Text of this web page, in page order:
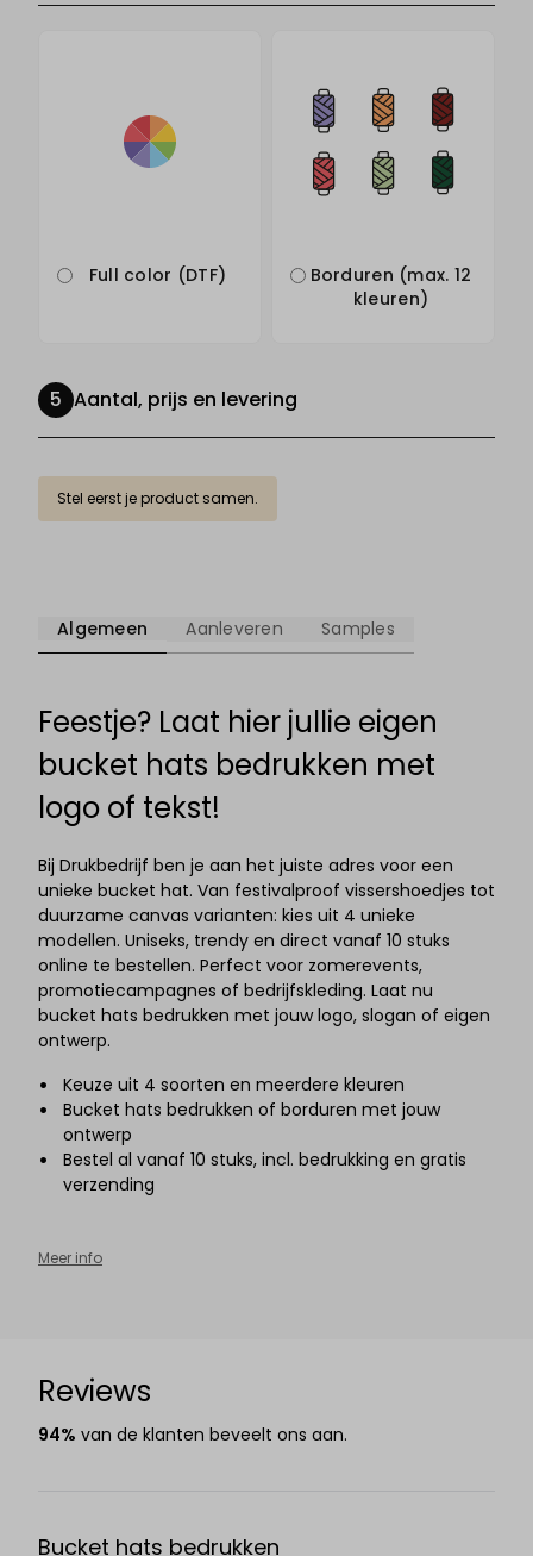
Full color (DTF)
Borduren (max. 12
kleuren)
Aantal, prijs en levering
Stel eerst je product samen.
Algemeen Aanleveren Samples
Feestje? Laat hier jullie eigen
bucket hats bedrukken met
logo of tekst!
Bij Drukbedrijf ben je aan het juiste adres voor een
unieke bucket hat. Van festivalproof vissershoedjes tot
duurzame canvas varianten: kies uit 4 unieke
modellen. Uniseks, trendy en direct vanaf 10 stuks
online te bestellen. Perfect voor zomerevents,
promotiecampagnes of bedrijfskleding. Laat nu
bucket hats bedrukken met jouw logo, slogan of eigen
ontwerp.
Keuze uit 4 soorten en meerdere kleuren
Bucket hats bedrukken of borduren met jouw
ontwerp
Bestel al vanaf 10 stuks, incl. bedrukking en gratis
verzending
Meer info
Reviews
94% van de klanten beveelt ons aan.
Bucket hats bedrukken